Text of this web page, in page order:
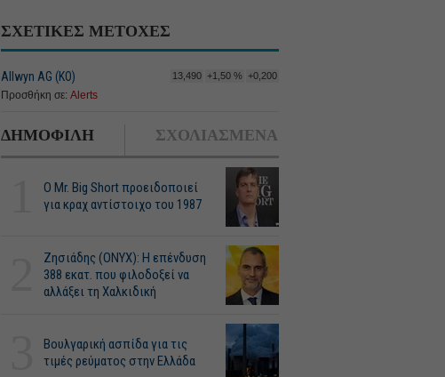
ΣΧΕΤΙΚΕΣ ΜΕΤΟΧΕΣ
Allwyn AG (ΚΟ) 13,490 +1,50 % +0,200
Προσθήκη σε: Alerts
ΔΗΜΟΦΙΛΗ ΣΧΟΛΙΑΣΜΕΝΑ
O Mr. Big Short προειδοποιεί
για κραχ αντίστοιχο του 1987
Ζησιάδης (ONYX): Η επένδυση
388 εκατ. που φιλοδοξεί να
αλλάξει τη Χαλκιδική
Βουλγαρική ασπίδα για τις
τιμές ρεύματος στην Ελλάδα